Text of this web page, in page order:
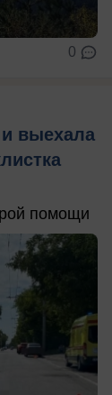
0
выехала
помощи